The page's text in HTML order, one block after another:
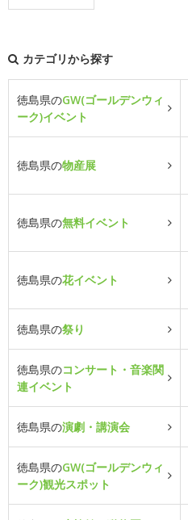
カテゴリから探す
徳島県のGW(ゴールデンウィ
ーク)イベント
徳島県の物産展
徳島県の無料イベント
徳島県の花イベント
徳島県の祭り
徳島県のコンサート・音楽関
連イベント
徳島県の演劇・講演会
徳島県のGW(ゴールデンウィ
ーク)観光スポット